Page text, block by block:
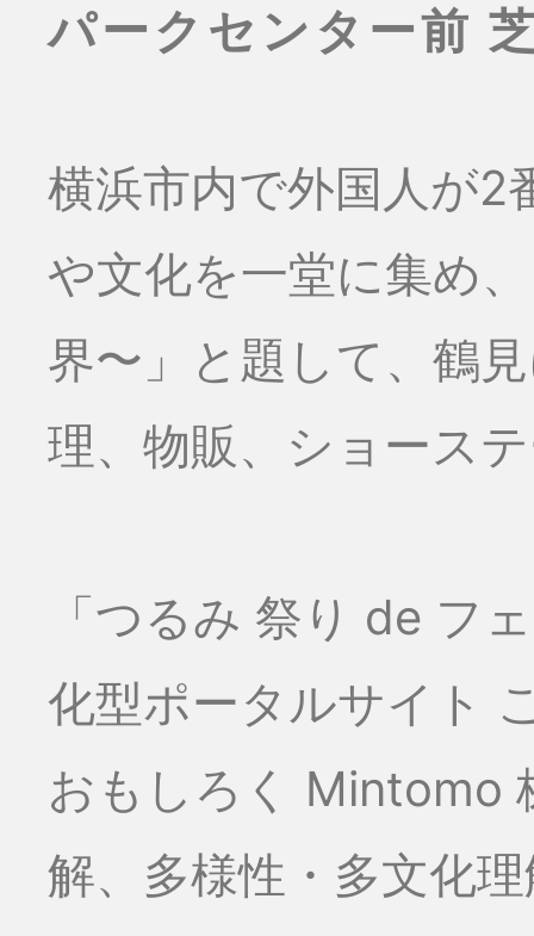
パークセンター前
横浜市内で外国人が2
や文化を一堂に集め
界〜」と題して、鶴
理、物販、ショース
「つるみ 祭り de フ
化型ポータルサイト
おもしろく Mintomo
解、多様性・多文化